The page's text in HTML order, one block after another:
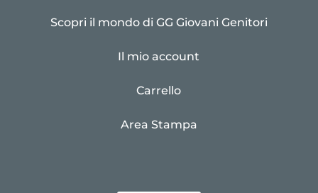
Scopri il mondo di GG Giovani Genitori
Il mio account
Carrello
Area Stampa